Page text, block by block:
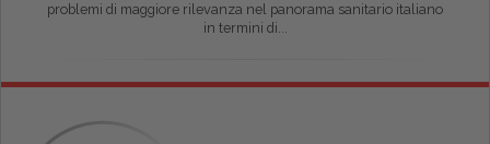
problemi di maggiore rilevanza nel panorama sanitario italiano
in termini di...